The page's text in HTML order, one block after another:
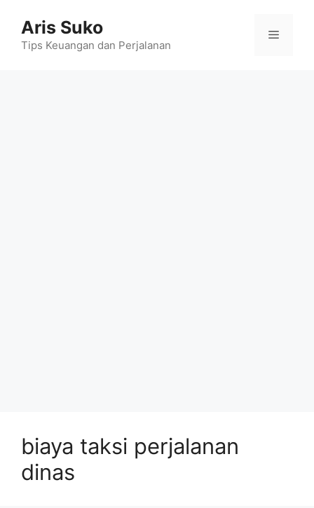
content
Aris Suko
Tips Keuangan dan Perjalanan
Menu
biaya taksi perjalanan
dinas